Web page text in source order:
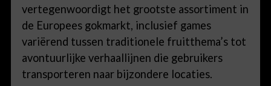
vertegenwoordigt het grootste assortiment in
de Europees gokmarkt, inclusief games
variërend tussen traditionele fruitthema’s tot
avontuurlijke verhaallijnen die gebruikers
transporteren naar bijzondere locaties.